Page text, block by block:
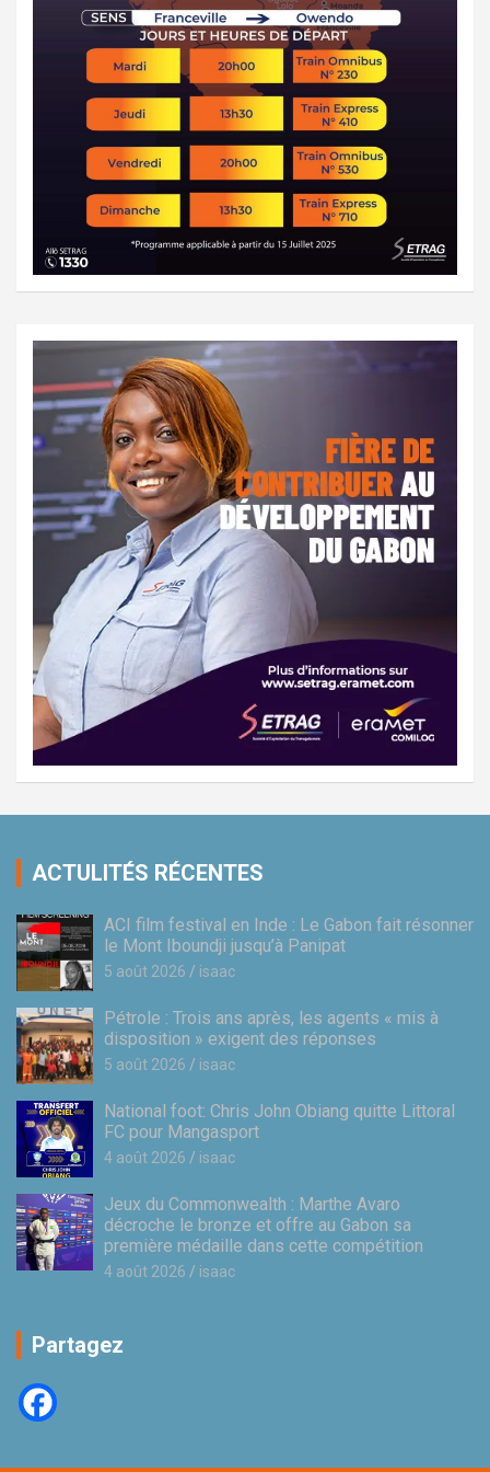
ACTULITÉS RÉCENTES
ACI film festival en Inde : Le Gabon fait résonner
le Mont Iboundji jusqu’à Panipat
5 août 2026 isaac
Pétrole : Trois ans après, les agents « mis à
disposition » exigent des réponses
5 août 2026 isaac
National foot: Chris John Obiang quitte Littoral
FC pour Mangasport
4 août 2026 isaac
Jeux du Commonwealth : Marthe Avaro
décroche le bronze et offre au Gabon sa
première médaille dans cette compétition
4 août 2026 isaac
Partagez